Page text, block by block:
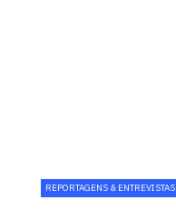
REPORTAGENS & ENTREVISTAS